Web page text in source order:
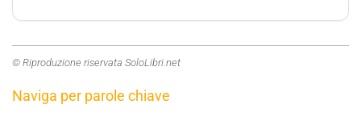
© Riproduzione riservata SoloLibri.net
Naviga per parole chiave